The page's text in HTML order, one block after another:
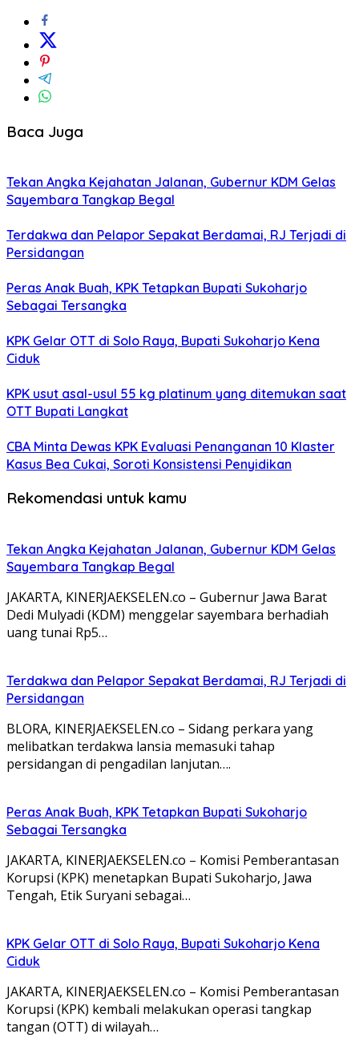
Baca Juga
Tekan Angka Kejahatan Jalanan, Gubernur KDM Gelas
Sayembara Tangkap Begal
Terdakwa dan Pelapor Sepakat Berdamai, RJ Terjadi di
Persidangan
Peras Anak Buah, KPK Tetapkan Bupati Sukoharjo
Sebagai Tersangka
KPK Gelar OTT di Solo Raya, Bupati Sukoharjo Kena
Ciduk
KPK usut asal-usul 55 kg platinum yang ditemukan saat
OTT Bupati Langkat
CBA Minta Dewas KPK Evaluasi Penanganan 10 Klaster
Kasus Bea Cukai, Soroti Konsistensi Penyidikan
Rekomendasi untuk kamu
Tekan Angka Kejahatan Jalanan, Gubernur KDM Gelas
Sayembara Tangkap Begal
JAKARTA, KINERJAEKSELEN.co – Gubernur Jawa Barat
Dedi Mulyadi (KDM) menggelar sayembara berhadiah
uang tunai Rp5…
Terdakwa dan Pelapor Sepakat Berdamai, RJ Terjadi di
Persidangan
BLORA, KINERJAEKSELEN.co – Sidang perkara yang
melibatkan terdakwa lansia memasuki tahap
persidangan di pengadilan lanjutan….
Peras Anak Buah, KPK Tetapkan Bupati Sukoharjo
Sebagai Tersangka
JAKARTA, KINERJAEKSELEN.co – Komisi Pemberantasan
Korupsi (KPK) menetapkan Bupati Sukoharjo, Jawa
Tengah, Etik Suryani sebagai…
KPK Gelar OTT di Solo Raya, Bupati Sukoharjo Kena
Ciduk
JAKARTA, KINERJAEKSELEN.co – Komisi Pemberantasan
Korupsi (KPK) kembali melakukan operasi tangkap
tangan (OTT) di wilayah…